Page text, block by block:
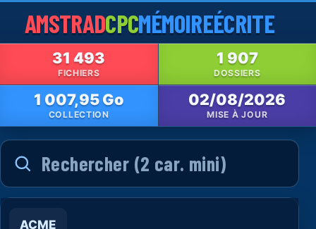
AMSTRADCPCMÉMOIREÉCRITE
31 493
FICHIERS
1 907
DOSSIERS
1 007,95 Go
COLLECTION
02/08/2026
MISE À JOUR
ACME